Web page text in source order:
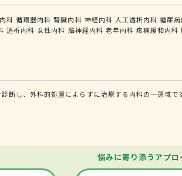
科 循環器内科 腎臓内科 神経内科 人工透析内科 糖尿
透析内科 女性内科 脳神経内科 老年内科 疼痛緩和内科
断し、外科的処置によらずに治療する内科の一領域です
悩みに寄り添うアプロ